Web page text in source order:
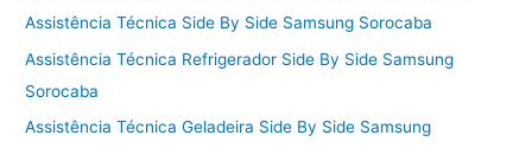
Assistência Técnica Side By Side Samsung Sorocaba
Assistência Técnica Refrigerador Side By Side Samsung
Sorocaba
Assistência Técnica Geladeira Side By Side Samsung